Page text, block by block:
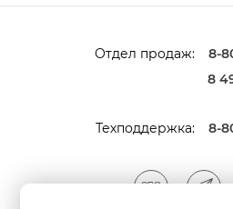
Отдел продаж:
8-
8
Техподдержка: 8-